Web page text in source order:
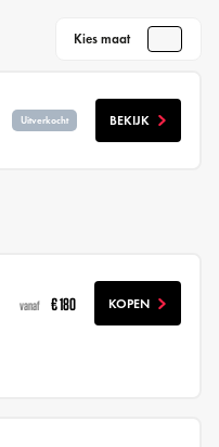
Kies maat
Uitverkocht BEKIJK
vanaf € 180 KOPEN